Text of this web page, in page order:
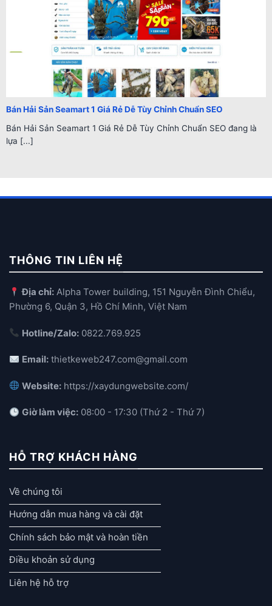
Bán Hải Sản Seamart 1 Giá Rẻ Dễ Tùy Chỉnh Chuẩn SEO
Bán Hải Sản Seamart 1 Giá Rẻ Dễ Tùy Chỉnh Chuẩn SEO đang là
lựa [...]
THÔNG TIN LIÊN HỆ
Địa chỉ: Alpha Tower building, 151 Nguyễn Đình Chiểu,
Phường 6, Quận 3, Hồ Chí Minh, Việt Nam
Hotline/Zalo: 0822.769.925
Email: thietkeweb247.com@gmail.com
Website: https://xaydungwebsite.com/
Giờ làm việc: 08:00 - 17:30 (Thứ 2 - Thứ 7)
HỖ TRỢ KHÁCH HÀNG
Về chúng tôi
Hướng dẫn mua hàng và cài đặt
Chính sách bảo mật và hoàn tiền
Điều khoản sử dụng
Liên hệ hỗ trợ